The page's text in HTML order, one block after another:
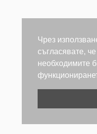
Чрез
съгласявате,
необходимите